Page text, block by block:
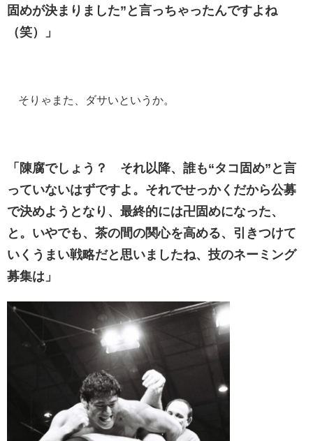
固めが決まりました”と言っちゃったんですよね
（笑）」
そりゃまた、ダサいというか。
「陳腐でしょう？ それ以降、誰も“タコ固め”と言
っていないはずですよ。それでせっかくだから公募
で決めようとなり、最終的には卍固めになった、
と。いやでも、茶の間の関心を高める、引きつけて
いくうまい戦略だと思いましたね、技のネーミング
募集は」